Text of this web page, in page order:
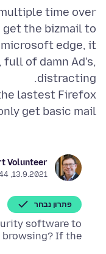
time over
get the bizmail to
edge, it
full of damn Ad's,
lastest Firefox
get basic mail..
Volunteer
13.9.2021, 5:44
פתרון נבחר
software to
If the